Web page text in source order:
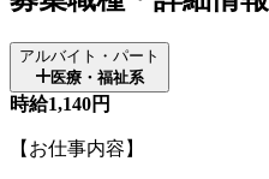
アルバイト・パート
医療・福祉系
時給1,140円
【お仕事内容】